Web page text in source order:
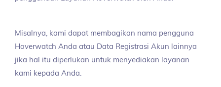
Misalnya, kami dapat membagikan nama pengguna
Hoverwatch Anda atau Data Registrasi Akun lainnya
jika hal itu diperlukan untuk menyediakan layanan
kami kepada Anda.